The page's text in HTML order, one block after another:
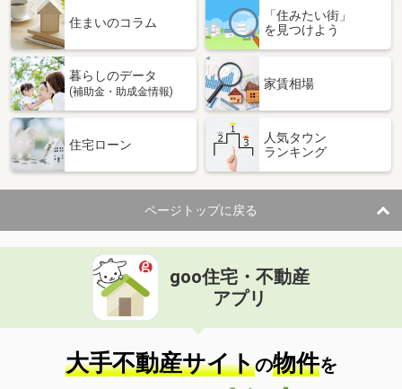
住まいのコラム
「住みたい街」
を見つけよう
暮らしのデータ
(補助金・助成金情報)
家賃相場
住宅ローン
人気タウン
ランキング
ページトップに戻る
goo住宅・不動産
アプリ
大手不動産サイトの物件を